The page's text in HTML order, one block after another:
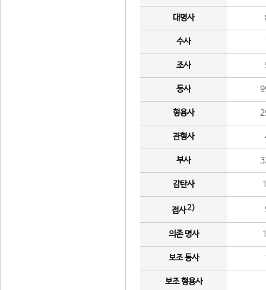
대명사
수사
조사
동사
형용사
관형사
부사
감탄사
접사2)
의존 명사
보조 동사
보조 형용사